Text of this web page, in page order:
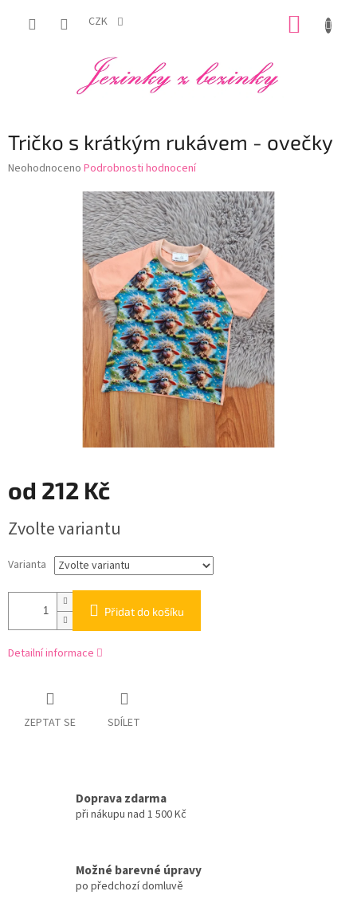
CZK
Tričko s krátkým rukávem - ovečky
Průměrné
Neohodnoceno Podrobnosti hodnocení
od 212 Kč
cena:
Zvolte variantu
Varianta
Přidat do košíku
Detailní informace
ZEPTAT SE SDÍLET
Doprava zdarma
při nákupu nad 1 500 Kč
Možné barevné úpravy
po předchozí domluvě